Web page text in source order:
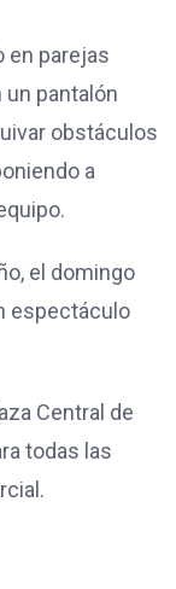
en parejas
pantalón
obstáculos
a
el domingo
espectáculo
Central de
todas las